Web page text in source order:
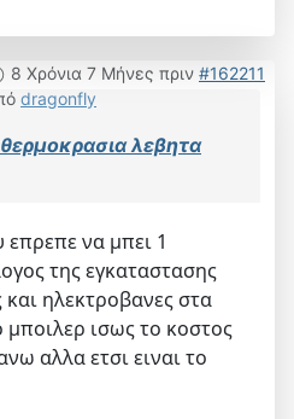
8 Χρόνια 7 Μήνες πριν #162211
dragonfly
θερμοκρασια λεβητα
να μπει 1
της εγκαταστασης
ηλεκτροβανες στα
μποιλερ ισως το κοστος
αλλα ετσι ειναι το